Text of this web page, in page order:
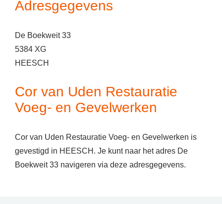
Adresgegevens
De Boekweit 33
5384 XG
HEESCH
Cor van Uden Restauratie
Voeg- en Gevelwerken
Cor van Uden Restauratie Voeg- en Gevelwerken is
gevestigd in HEESCH. Je kunt naar het adres De
Boekweit 33 navigeren via deze adresgegevens.